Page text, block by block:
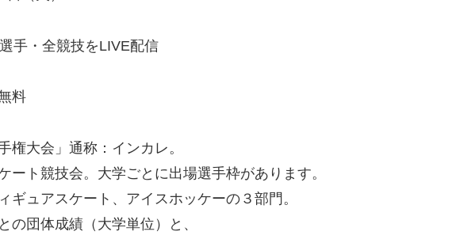
手・全競技をLIVE配信
料
権大会」通称：インカレ。
ート競技会。大学ごとに出場選手枠があります。
ギュアスケート、アイスホッケーの３部門。
の団体成績（大学単位）と、